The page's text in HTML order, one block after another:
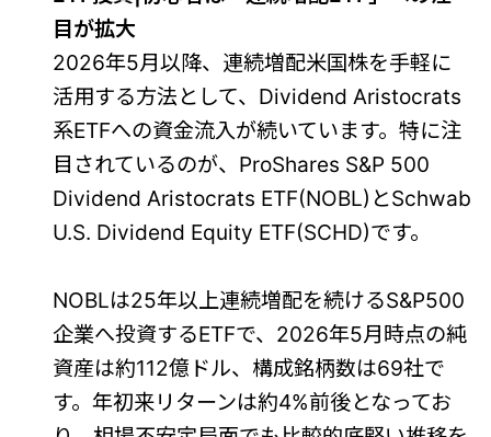
目が拡大
2026年5月以降、連続増配米国株を手軽に
活用する方法として、Dividend Aristocrats
系ETFへの資金流入が続いています。特に注
目されているのが、ProShares S&P 500
Dividend Aristocrats ETF(NOBL)とSchwab
U.S. Dividend Equity ETF(SCHD)です。
NOBLは25年以上連続増配を続けるS&P500
企業へ投資するETFで、2026年5月時点の純
資産は約112億ドル、構成銘柄数は69社で
す。年初来リターンは約4%前後となってお